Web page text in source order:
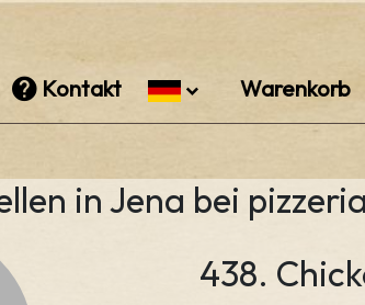
Kontakt Warenkorb
in Jena bei
438.